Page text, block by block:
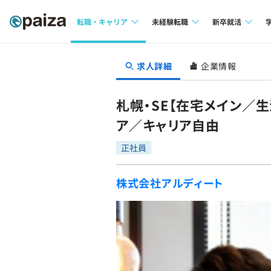
転職・キャリア
転職成功ガイド
未経験転職
求人検索
転職成功ガイド
新卒就活
本選考
インターン
インタビュー
就活成功ガイド
求人詳細 企業情報
札幌・SE【在宅メイン
ア／キャリア自由
正社員
株式会社アルディート